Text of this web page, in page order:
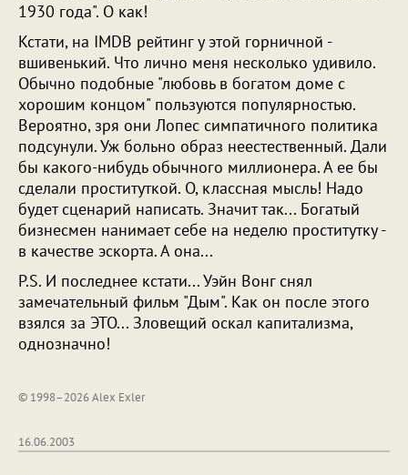
1930 года". О как!
Кстати, на IMDB рейтинг у этой горничной -
вшивенький. Что лично меня несколько удивило.
Обычно подобные "любовь в богатом доме с
хорошим концом" пользуются популярностью.
Вероятно, зря они Лопес симпатичного политика
подсунули. Уж больно образ неестественный. Дали
бы какого-нибудь обычного миллионера. А ее бы
сделали проституткой. О, классная мысль! Надо
будет сценарий написать. Значит так... Богатый
бизнесмен нанимает себе на неделю проститутку -
в качестве эскорта. А она...
P.S. И последнее кстати... Уэйн Вонг снял
замечательный фильм "Дым". Как он после этого
взялся за ЭТО... Зловещий оскал капитализма,
однозначно!
© 1998–2026 Alex Exler
16.06.2003